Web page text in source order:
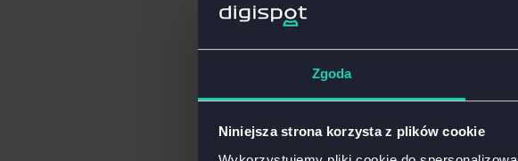
Zgoda
Niniejsza strona korzysta z plików cookie
– Twojej
być